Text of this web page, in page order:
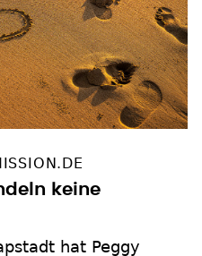
keine
hat Peggy